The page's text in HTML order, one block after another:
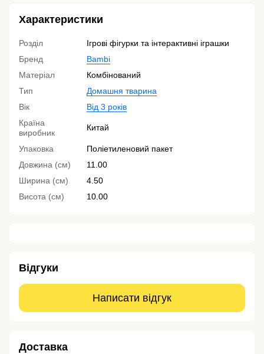
Характеристики
Розділ
Ігрові фігурки та інтерактивні іграшки
Бренд
Bambi
Матеріал
Комбінований
Тип
Домашня тварина
Вік
Від 3 років
Країна
виробник
Китай
Упаковка
Поліетиленовий пакет
Довжина (см)
11.00
Ширина (см)
4.50
Висота (см)
10.00
Відгуки
Написати відгук
Доставка